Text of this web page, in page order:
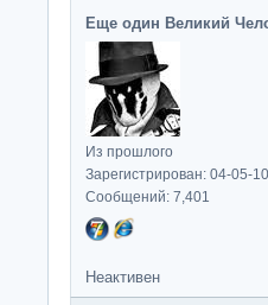
Еще один Великий
Из прошлого
Зарегистрирован: 04-05-10
Сообщений: 7,401
Неактивен